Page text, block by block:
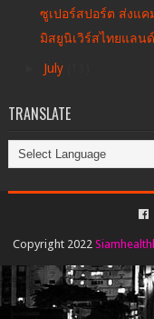
ซูเปอร์สปอร์ต ส่งแค
มิสยูนิเวิร์สไทยแลน
July
TRANSLATE
Copyright 2022